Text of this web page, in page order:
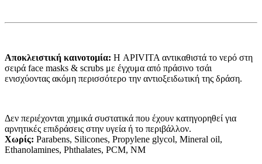
Αποκλειστική καινοτομία: Η APIVITA αντικαθιστά το νερό στη
σειρά face masks & scrubs με έγχυμα από πράσινο τσάι
ενισχύοντας ακόμη περισσότερο την αντιοξειδωτική της δράση.
Δεν περιέχονται χημικά συστατικά που έχουν κατηγορηθεί για
αρνητικές επιδράσεις στην υγεία ή το περιβάλλον.
Χωρίς: Parabens, Silicones, Propylene glycol, Mineral oil,
Ethanolamines, Phthalates, PCM, NM